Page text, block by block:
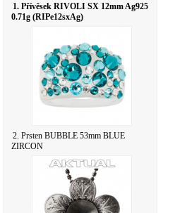
1. Přívěsek RIVOLI SX 12mm Ag925
0.71g (RIPe12sxAg)
2. Prsten BUBBLE 53mm BLUE
ZIRCON